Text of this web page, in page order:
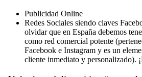
Publicidad Online
Redes Sociales siendo claves
olvidar que en España debemos
como red comercial potente
Facebook e Instagram y es un
cliente inmediato y personalizado).